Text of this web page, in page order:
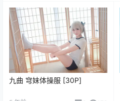
九曲 穹妹体操服 [30P]